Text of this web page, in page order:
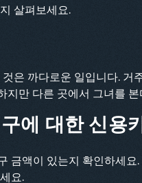
살펴보세요.
은 까다로운 일입니다. 거
지만 다른 곳에서 그녀를
에 대한 신용
금액이 있는지 확인하세
요.